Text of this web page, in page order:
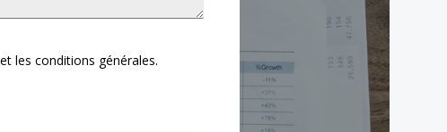
les conditions générales.